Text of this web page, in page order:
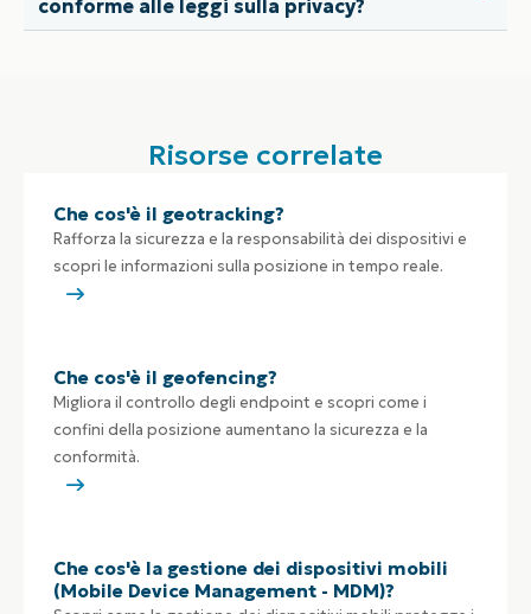
conforme alle leggi sulla privacy?
Risorse correlate
Che cos'è il geotracking?
Rafforza la sicurezza e la responsabilità dei dispositivi e
scopri le informazioni sulla posizione in tempo reale.
Che cos'è il geofencing?
Migliora il controllo degli endpoint e scopri come i
confini della posizione aumentano la sicurezza e la
conformità.
Che cos'è la gestione dei dispositivi mobili
(Mobile Device Management - MDM)?